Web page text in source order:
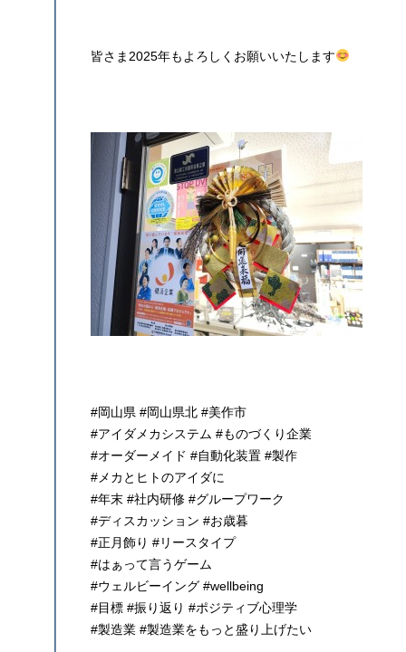
皆さま2025年もよろしくお願いいたします
#岡山県 #岡山県北 #美作市
#アイダメカシステム #ものづくり企業
#オーダーメイド #自動化装置 #製作
#メカとヒトのアイダに
#年末 #社内研修 #グループワーク
#ディスカッション #お歳暮
#正月飾り #リースタイプ
#はぁって言うゲーム
#ウェルビーイング #wellbeing
#目標 #振り返り #ポジティブ心理学
#製造業 #製造業をもっと盛り上げたい